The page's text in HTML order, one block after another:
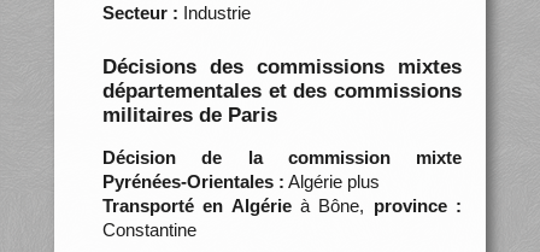
Secteur : Industrie
Décisions des commissions mixtes
départementales et des commissions
militaires de Paris
Décision de la commission mixte
Pyrénées-Orientales : Algérie plus
Transporté en Algérieà Bône, province :
Constantine